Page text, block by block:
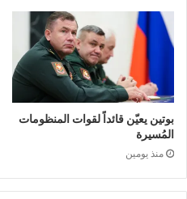
بوتين يعيّن قائداً لقوات المنظومات
المُسيرة
منذ يومين